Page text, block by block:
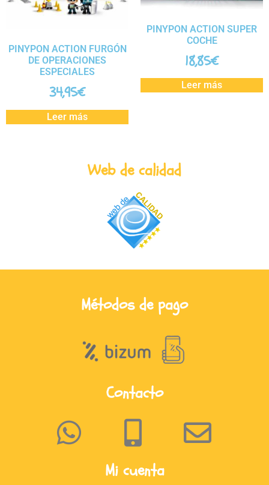
PINYPON ACTION FURGÓN
DE OPERACIONES
ESPECIALES
34,95€
Leer más
PINYPON ACTION SUPER
COCHE
18,85€
Leer más
Web de calidad
Métodos de pago
Contacto
Mi cuenta